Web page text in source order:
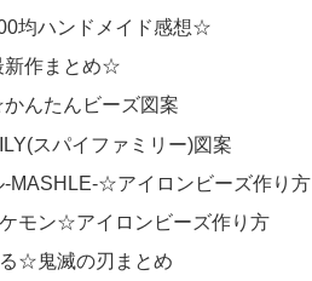
均ハンドメイド感想☆
作まとめ☆
んたんビーズ図案
スパイファミリー)図案
-MASHLE-☆アイロンビーズ作り方
モン☆アイロンビーズ作り方
☆鬼滅の刃まとめ